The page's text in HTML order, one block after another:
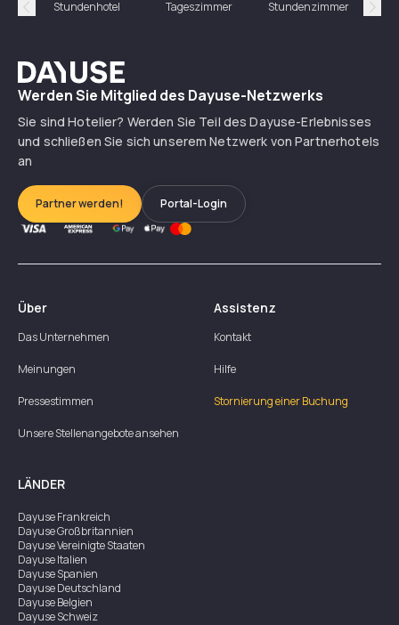
Précédent
Stundenhotel Tageszimmer Stundenzimmer
Dayuse
Werden Sie Mitglied des Dayuse-Netzwerks
Sie sind Hotelier? Werden Sie Teil des Dayuse-Erlebnisses
und schließen Sie sich unserem Netzwerk von Partnerhotels
an
Partner werden! Portal-Login
Über
Das Unternehmen
Meinungen
Pressestimmen
Unsere Stellenangebote ansehen
Assistenz
Kontakt
Hilfe
Stornierung einer Buchung
LÄNDER
DayuseFrankreich
DayuseGroßbritannien
DayuseVereinigte Staaten
DayuseItalien
DayuseSpanien
DayuseDeutschland
DayuseBelgien
DayuseSchweiz